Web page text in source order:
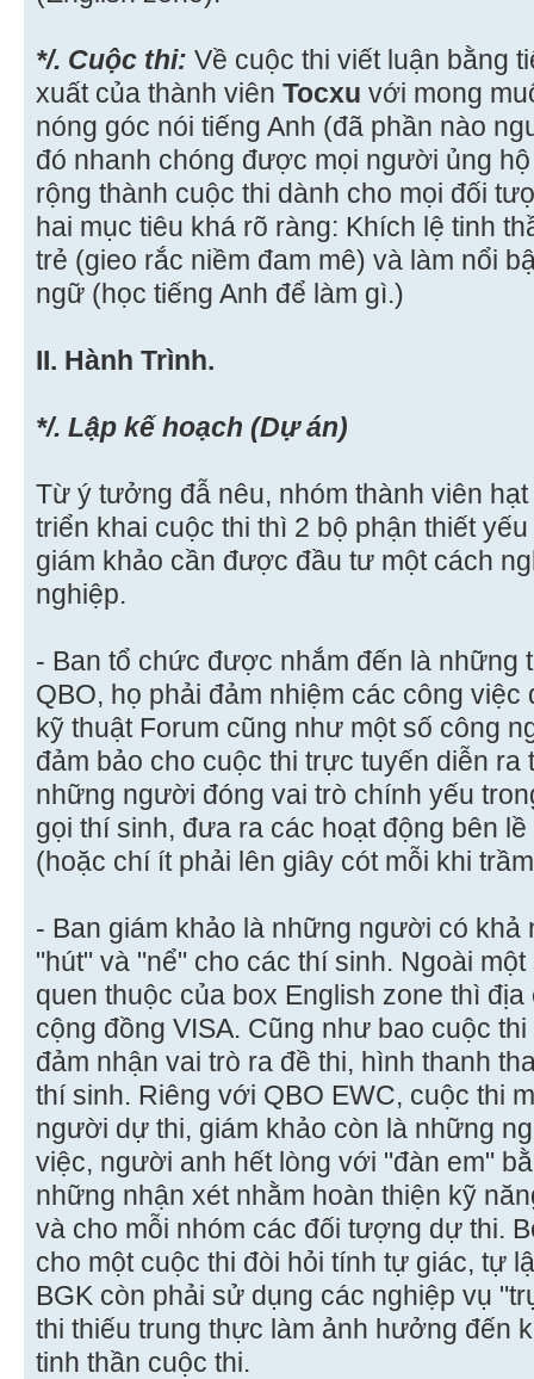
*/. Cuộc thi: Về cuộc thi viết luận bằng
xuất của thành viên Tocxu với mong
nóng góc nói tiếng Anh (đã phần nào
đó nhanh chóng được mọi người ủng
rộng thành cuộc thi dành cho mọi đối
hai mục tiêu khá rõ ràng: Khích lệ tinh
trẻ (gieo rắc niềm đam mê) và làm nổi
ngữ (học tiếng Anh để làm gì.)
II. Hành Trình.
*/. Lập kế hoạch (Dự án)
Từ ý tưởng đẫ nêu, nhóm thành viên
triển khai cuộc thi thì 2 bộ phận thiết
giám khảo cần được đầu tư một cách
nghiệp.
- Ban tổ chức được nhắm đến là những
QBO, họ phải đảm nhiệm các công
kỹ thuật Forum cũng như một số công
đảm bảo cho cuộc thi trực tuyến diễn ra
những người đóng vai trò chính yếu
gọi thí sinh, đưa ra các hoạt động bên
(hoặc chí ít phải lên giây cót mỗi khi
- Ban giám khảo là những người có khả
"hút" và "nể" cho các thí sinh. Ngoài
quen thuộc của box English zone thì
cộng đồng VISA. Cũng như bao cuộc
đảm nhận vai trò ra đề thi, hình thanh
thí sinh. Riêng với QBO EWC, cuộc thi
người dự thi, giám khảo còn là những
việc, người anh hết lòng với "đàn em"
những nhận xét nhằm hoàn thiện kỹ
và cho mỗi nhóm các đối tượng dự thi.
cho một cuộc thi đòi hỏi tính tự giác, tự
BGK còn phải sử dụng các nghiệp vụ
thi thiếu trung thực làm ảnh hưởng đến
tinh thần cuộc thi.